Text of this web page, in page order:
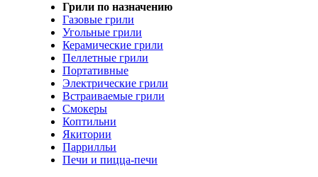
Грили по назначению
Газовые грили
Угольные грили
Керамические грили
Пеллетные грили
Портативные
Электрические грили
Встраиваемые грили
Смокеры
Коптильни
Якитории
Паррилльи
Печи и пицца-печи